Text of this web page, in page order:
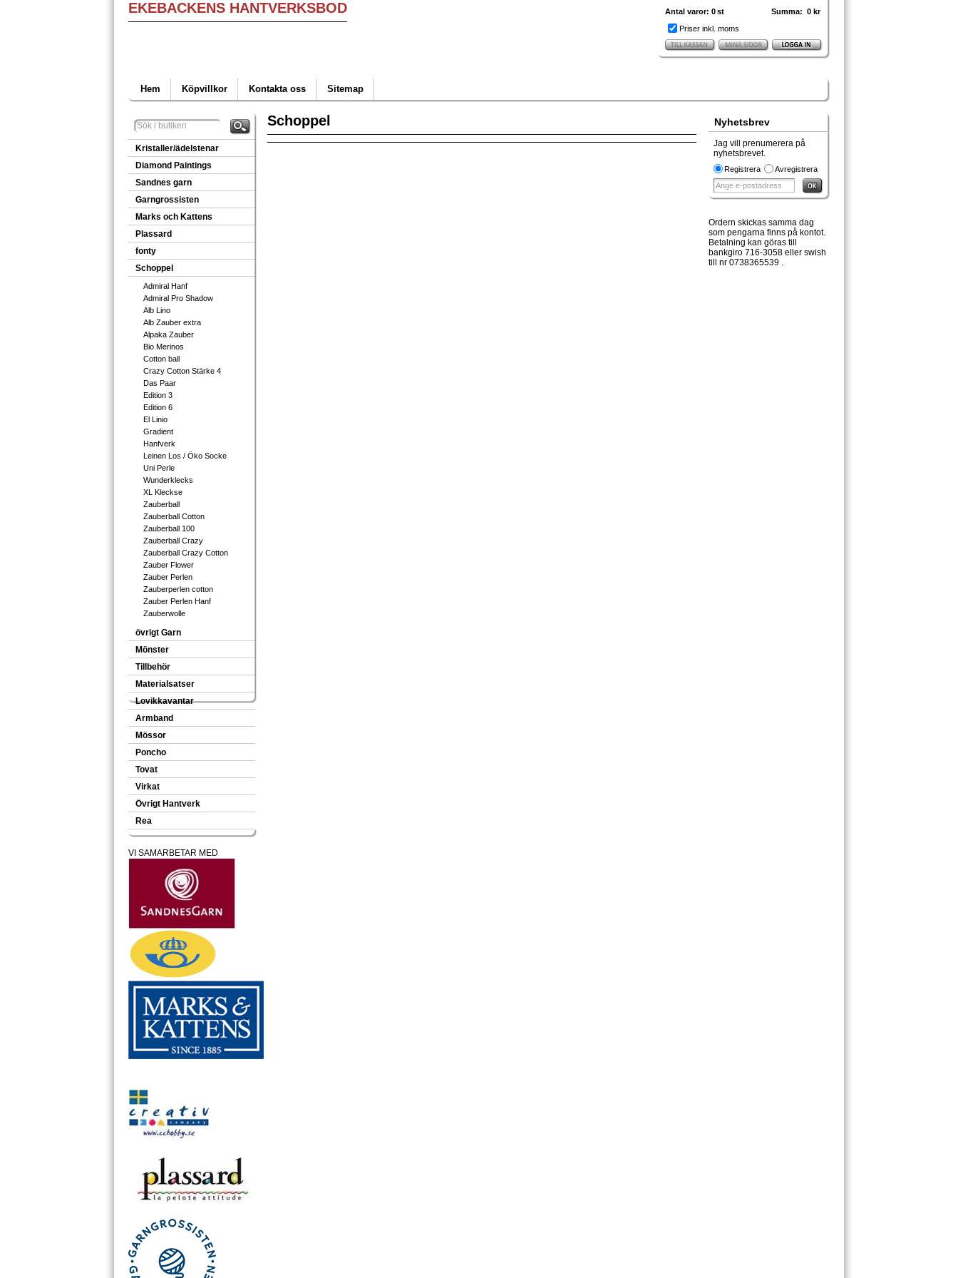
EKEBACKENS HANTVERKSBOD Antal varor: 0st Summa: 0 kr
Priser inkl. moms
Hem Köpvillkor Kontakta oss Sitemap
Kristaller/ädelstenar
Diamond Paintings
Sandnes garn
Garngrossisten
Marks och Kattens
Plassard
fonty
Schoppel
Admiral Hanf
Admiral Pro Shadow
Alb Lino
Alb Zauber extra
Alpaka Zauber
Bio Merinos
Cotton ball
Crazy Cotton Stärke 4
Das Paar
Edition 3
Edition 6
El Linio
Gradient
Hanfverk
Leinen Los / Öko Socke
Uni Perle
Wunderklecks
XL Kleckse
Zauberball
Zauberball Cotton
Zauberball 100
Zauberball Crazy
Zauberball Crazy Cotton
Zauber Flower
Zauber Perlen
Zauberperlen cotton
Zauber Perlen Hanf
Zauberwolle
övrigt Garn
Mönster
Tillbehör
Materialsatser
Lovikkavantar
Armband
Mössor
Poncho
Tovat
Virkat
Övrigt Hantverk
Rea
VI SAMARBETAR MED
Schoppel Nyhetsbrev
Jag vill prenumerera på
nyhetsbrevet.
Registrera Avregistrera
Ordern skickas samma dag
som pengarna finns på kontot.
Betalning kan göras till
bankgiro 716-3058 eller swish
till nr 0738365539 .